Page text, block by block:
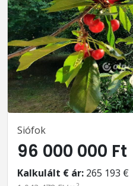
Siófok
96 000 000 Ft
Kalkulált € ár: 265 193 €